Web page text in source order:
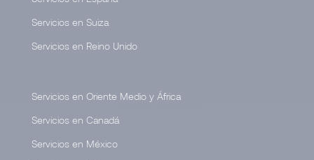
Servicios en Suiza
Servicios en Reino Unido
Servicios en Oriente Medio y África
Servicios en Canadá
Servicios en México